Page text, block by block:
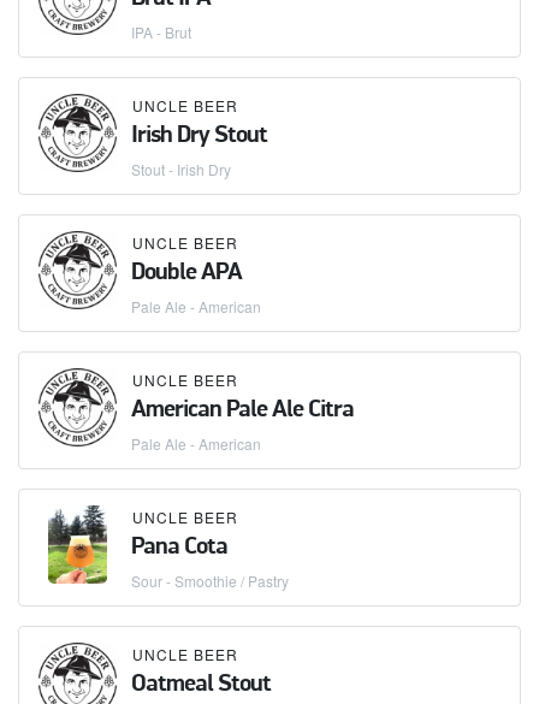
IPA - Brut
UNCLE BEER
Irish Dry Stout
Stout - Irish Dry
UNCLE BEER
Double APA
Pale Ale - American
UNCLE BEER
American Pale Ale Citra
Pale Ale - American
UNCLE BEER
Pana Cota
Sour - Smoothie / Pastry
UNCLE BEER
Oatmeal Stout